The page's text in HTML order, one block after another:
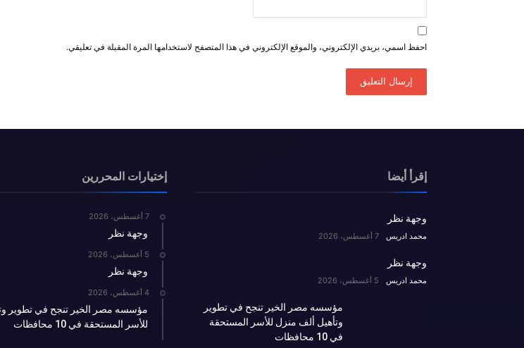
احفظ اسمي، بريدي الإلكتروني، والموقع الإلكتروني في هذا المتصفح لاستخدامها المرة المقبلة في تعليقي.
إقرأ أيضا
وجهة نظر
محمد ادريس 7 أغسطس، 2026
وجهة نظر
محمد ادريس 5 أغسطس، 2026
مؤسسه مصر الخير تنجح في تطوير
وتأهيل ألف منزل للأسر المستحقة
في 10 محافظات
إختيارات المحررين
7 أغسطس، 2026
وجهة نظر
5 أغسطس، 2026
وجهة نظر
4 أغسطس، 2026
مؤسسه مصر الخير تنجح في تطوير
للأسر المستحقة في 10 محافظات